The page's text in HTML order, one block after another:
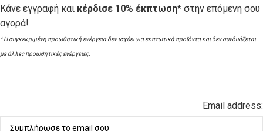
Κάνε εγγραφή και κέρδισε 10% έκπτωση* στην επόμενη σου
αγορά!
* Η συγκεκριμένη προωθητική ενέργεια δεν ισχύει για εκπτωτικά προϊόντα και δεν συνδυάζεται
με άλλες προωθητικές ενέργειες.
Email address: